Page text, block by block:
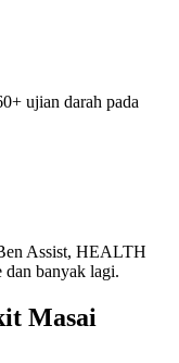
ujian darah pada
Assist, HEALTH
banyak lagi.
Masai